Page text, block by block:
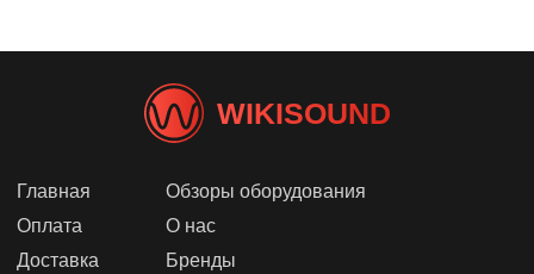
WIKISOUND
Главная
Оплата
Доставка
Обзоры оборудования
О нас
Бренды